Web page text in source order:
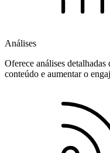
Análises
Oferece análises
conteúdo e aumentar o